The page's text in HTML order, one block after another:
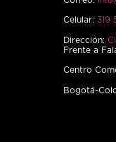
Celular: 319
Dirección:
Frente a
Centro
Bogotá-